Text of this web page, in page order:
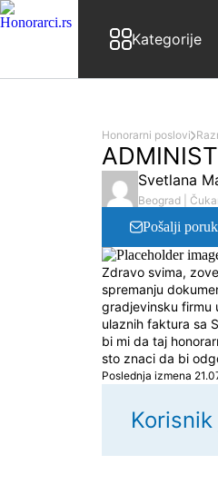
Skip to content
Kategorije
Honorarni poslovi
Svetlana
Beograd |
Pošalji
Zdravo svima,
spremanju
gradjevinsku firmu
ulaznih faktura sa
bi mi da taj
sto znaci da bi
Poslednja izmena